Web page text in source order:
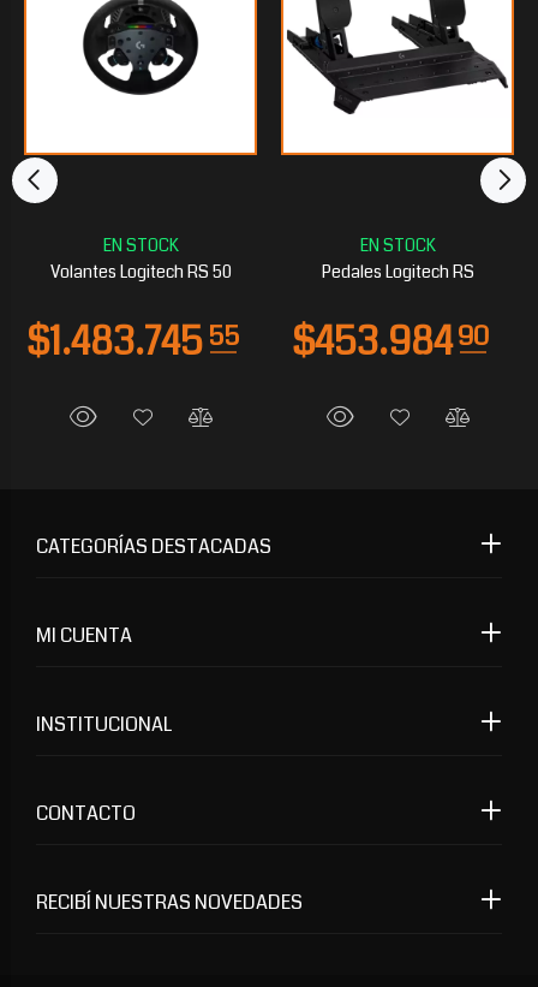
Volantes Logitech RS 50 Pedales Logitech RS
RECIBÍ NUESTRAS NOVEDADES
CATEGORÍAS DESTACADAS
MI CUENTA
INSTITUCIONAL
CONTACTO